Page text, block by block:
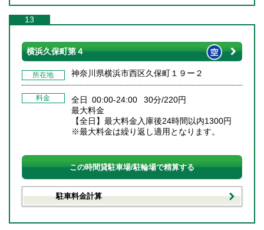
13
横浜久保町第４
所在地 神奈川県横浜市西区久保町１９ー２
料金
全日 00:00-24:00 30分/220円
最大料金
【全日】最大料金入庫後24時間以内1300円
※最大料金は繰り返し適用となります。
この時間貸駐車場/駐輪場で精算する
駐車料金計算